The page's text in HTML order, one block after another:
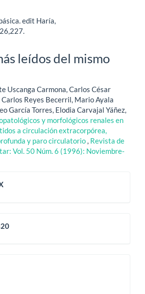
edit Haría,
leídos del mismo
Uscanga Carmona, Carlos César
Reyes Becerril, Mario Ayala
García Torres, Elodia Carvajal Yáñez,
y morfológicos renales en
a circulación extracorpórea,
y paro circulatorio Revista de
Vol. 50 Núm. 6 (1996): Noviembre-